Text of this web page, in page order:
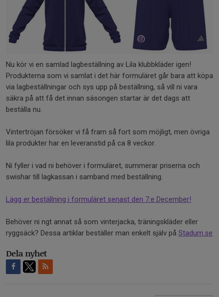
Nu kör vi en samlad lagbeställning av Lila klubbkläder igen!
Produkterna som vi samlat i det här formuläret går bara att köpa
via lagbeställningar och sys upp på beställning, så vill ni vara
säkra på att få det innan säsongen startar är det dags att
beställa nu.
Vintertröjan försöker vi få fram så fort som möjligt, men övriga
lila produkter har en leveranstid på ca 8 veckor.
Ni fyller i vad ni behöver i formuläret, summerar priserna och
swishar till lagkassan i samband med beställning.
Lägg er beställning i formuläret senast den 7:e December!
Behöver ni ngt annat så som vinterjacka, träningskläder eller
ryggsäck? Dessa artiklar beställer man enkelt själv på Stadum.se
Dela nyhet